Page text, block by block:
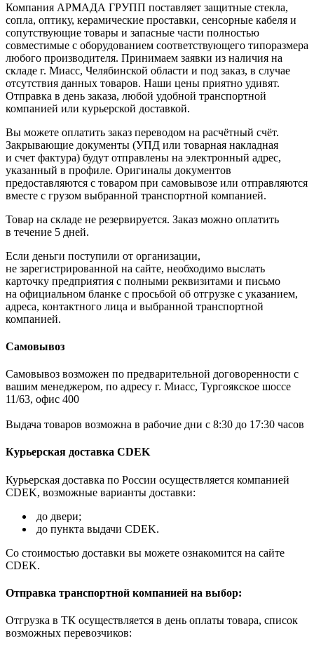
Компания АРМАДА ГРУПП поставляет защитные стекла,
сопла, оптику, керамические проставки, сенсорные кабеля и
сопутствующие товары и запасные части полностью
совместимые с оборудованием соответствующего типоразмера
любого производителя. Принимаем заявки из наличия на
складе г. Миасс, Челябинской области и под заказ, в случае
отсутствия данных товаров. Наши цены приятно удивят.
Отправка в день заказа, любой удобной транспортной
компанией или курьерской доставкой.
Вы можете оплатить заказ переводом на расчётный счёт.
Закрывающие документы (УПД или товарная накладная
и счет фактура) будут отправлены на электронный адрес,
указанный в профиле. Оригиналы документов
предоставляются с товаром при самовывозе или отправляются
вместе с грузом выбранной транспортной компанией.
Товар на складе не резервируется. Заказ можно оплатить
в течение 5 дней.
Если деньги поступили от организации,
не зарегистрированной на сайте, необходимо выслать
карточку предприятия с полными реквизитами и письмо
на официальном бланке с просьбой об отгрузке с указанием,
адреса, контактного лица и выбранной транспортной
компанией.
Самовывоз
Самовывоз возможен по предварительной договоренности с
вашим менеджером, по адресу г. Миасс, Тургоякское шоссе
11/63, офис 400
Выдача товаров возможна в рабочие дни с 8:30 до 17:30 часов
Курьерская доставка CDEK
Курьерская доставка по России осуществляется компанией
CDEK, возможные варианты доставки:
до двери;
до пункта выдачи CDEK.
Со стоимостью доставки вы можете ознакомится на сайте
CDEK.
Отправка транспортной компанией на выбор:
Отгрузка в ТК осуществляется в день оплаты товара, список
возможных перевозчиков: